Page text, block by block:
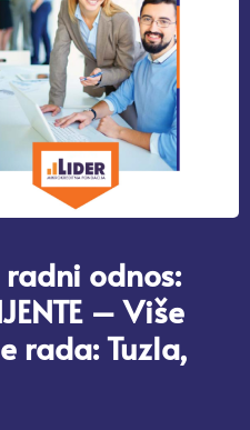
odnos:
– Više
rada: Tuzla,